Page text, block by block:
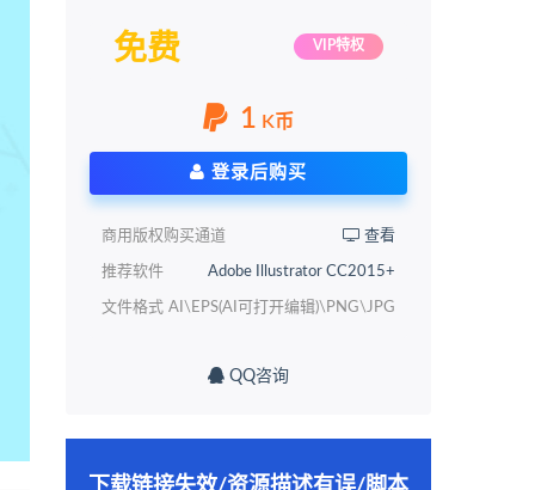
免费 VIP特权
1 K币
登录后购买
商用版权购买通道 查看
推荐软件 Adobe Illustrator CC2015+
文件格式 AI\EPS(AI可打开编辑)\PNG\JPG
QQ咨询